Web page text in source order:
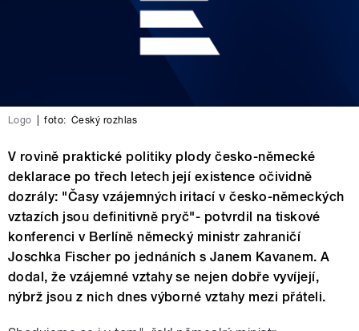
Logo foto: Český rozhlas
V rovině praktické politiky plody česko-německé
deklarace po třech letech její existence očividně
dozrály: "Časy vzájemných iritací v česko-německých
vztazích jsou definitivně pryč"- potvrdil na tiskové
konferenci v Berlíně německý ministr zahraničí
Joschka Fischer po jednáních s Janem Kavanem. A
dodal, že vzájemné vztahy se nejen dobře vyvíjejí,
nýbrž jsou z nich dnes výborné vztahy mezi přáteli.